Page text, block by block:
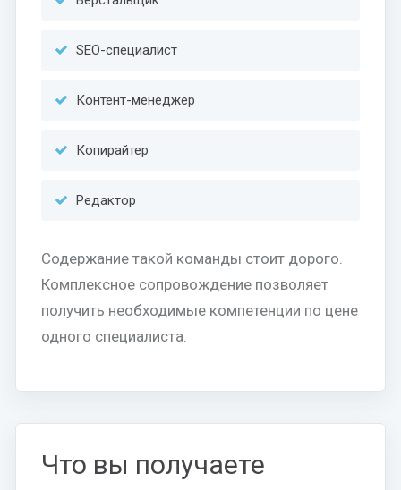
SEO-специалист
Контент-менеджер
Копирайтер
Редактор
Содержание такой команды стоит дорого.
Комплексное сопровождение позволяет
получить необходимые компетенции по цене
одного специалиста.
Что вы получаете